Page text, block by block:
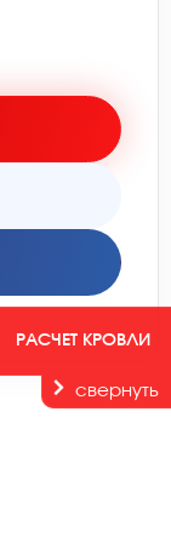
РАСЧЕТ КРОВЛИ
свернуть